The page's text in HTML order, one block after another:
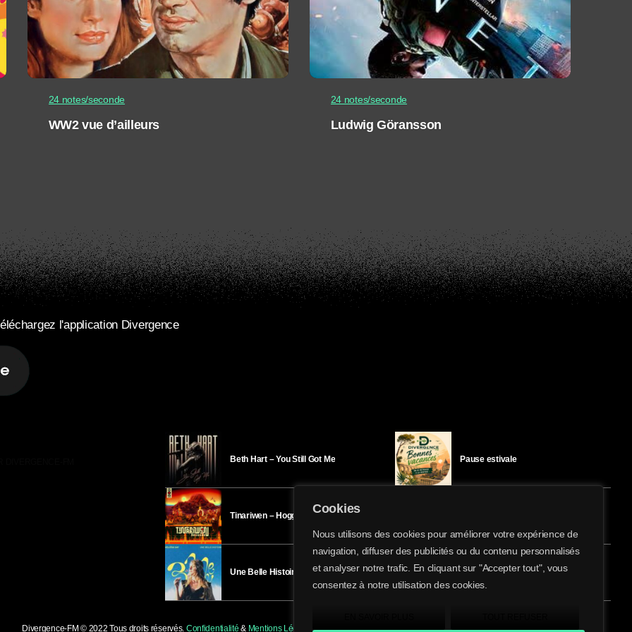
Cookies
Nous utilisons des cookies pour améliorer votre expérience de
navigation, diffuser des publicités ou du contenu personnalisés
et analyser notre trafic. En cliquant sur "Accepter tout", vous
consentez à notre utilisation des cookies.
share
email
24 notes/seconde
WW2 vue d’ailleurs
24 notes/seconde
Ludwig Göransson
l'application Divergence
Beth Hart – You Still Got Me
Tinariwen – Hoggar
Une Belle Histoire – Héloïse Bay
Pause estivale
Ici l’Ombre – mardi 28 juillet
Divergence-FM © 2022 Tous droits réservés. Confidentialité & Mentions Légales.